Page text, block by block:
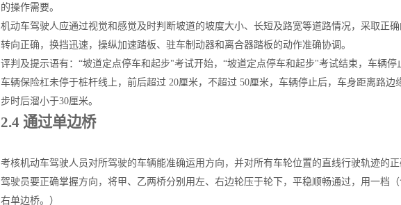
的操作需要。
机动车驾驶人应通过视觉和感觉及时判断坡道的坡度大小、长短及路宽等道路情况，采取正
转向正确，换挡迅速，操纵加速踏板、驻车制动器和离合器踏板的动作准确协调。
评判及提示语有：“坡道定点停车和起步"考试开始，“坡道定点停车和起步"考试结束，车辆停
车辆保险杠未停于桩杆线上，前后超过 20厘米，不超过 50厘米，车辆停止后，车身距离路边
步时后溜小于30厘米。
2.4 通过单边桥
考核机动车驾驶人员对所驾驶的车辆能准确运用方向，并对所有车轮位置的直线行驶轨迹的
驾驶员要正确掌握方向，将甲、乙两桥分别用左、右边轮压于轮下，平稳顺畅通过，用一档
右单边桥。）